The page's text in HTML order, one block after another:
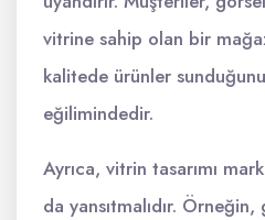
vitrine sahip olan bir
kalitede ürünler
eğilimindedir.
Ayrıca, vitrin tasarımı
da yansıtmalıdır.